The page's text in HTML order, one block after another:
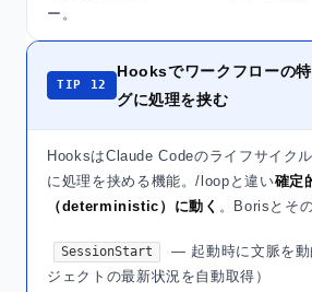
ー。
TIP 12
Hooksでワークフローの
グに処理を挟む
HooksはClaude Codeのライフサイク
に処理を挟める機能。/loopと違い確定
（deterministic）に動く 。Borisとそ
SessionStart
— 起動時に文脈を動
ジェクトの最新状況を自動取得）